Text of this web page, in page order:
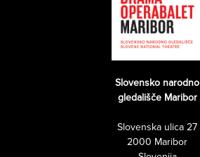
Slovensko narodno
gledališče Maribor
Slovenska ulica 27
2000 Maribor